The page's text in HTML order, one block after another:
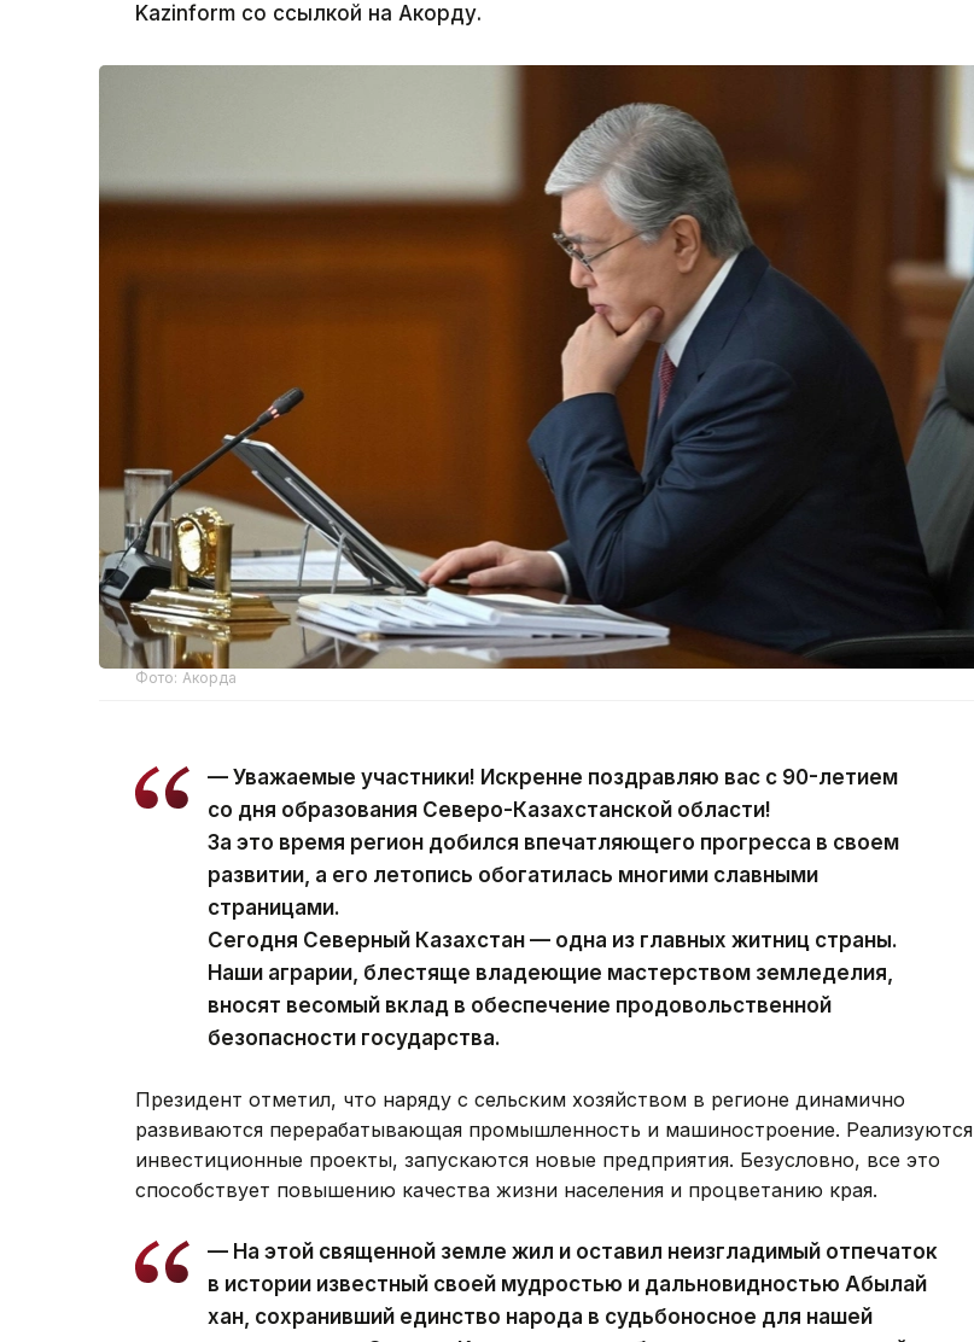
Kazinform со ссылкой на Акорду.
Фото: Акорда
— Уважаемые участники! Искренне поздравляю вас с 90-летием
со дня образования Северо-Казахстанской области!
За это время регион добился впечатляющего прогресса в своем
развитии, а его летопись обогатилась многими славными
страницами.
Сегодня Северный Казахстан — одна из главных житниц страны.
Наши аграрии, блестяще владеющие мастерством земледелия,
вносят весомый вклад в обеспечение продовольственной
безопасности государства.
Президент отметил, что наряду с сельским хозяйством в регионе динамично
развиваются перерабатывающая промышленность и машиностроение. Реализуются
инвестиционные проекты, запускаются новые предприятия. Безусловно, все это
способствует повышению качества жизни населения и процветанию края.
— На этой священной земле жил и оставил неизгладимый отпечаток
в истории известный своей мудростью и дальновидностью Абылай
хан, сохранивший единство народа в судьбоносное для нашей